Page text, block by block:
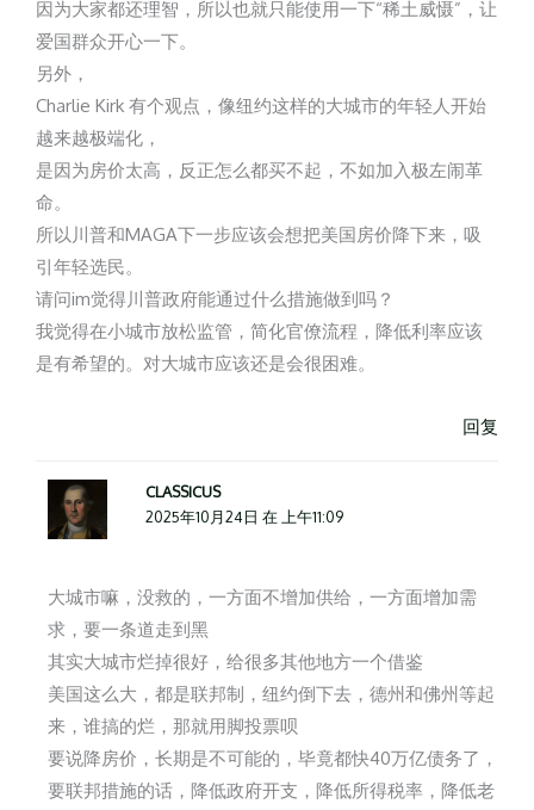
因为大家都还理智，所以也就只能使用一下“稀土威慑”，让
爱国群众开心一下。
另外，
Charlie Kirk 有个观点，像纽约这样的大城市的年轻人开始
越来越极端化，
是因为房价太高，反正怎么都买不起，不如加入极左闹革
命。
所以川普和MAGA下一步应该会想把美国房价降下来，吸
引年轻选民。
请问im觉得川普政府能通过什么措施做到吗？
我觉得在小城市放松监管，简化官僚流程，降低利率应该
是有希望的。对大城市应该还是会很困难。
回复
CLASSICUS
2025年10月24日 在 上午11:09
大城市嘛，没救的，一方面不增加供给，一方面增加需
求，要一条道走到黑
其实大城市烂掉很好，给很多其他地方一个借鉴
美国这么大，都是联邦制，纽约倒下去，德州和佛州等起
来，谁搞的烂，那就用脚投票呗
要说降房价，长期是不可能的，毕竟都快40万亿债务了，
要联邦措施的话，降低政府开支，降低所得税率，降低老